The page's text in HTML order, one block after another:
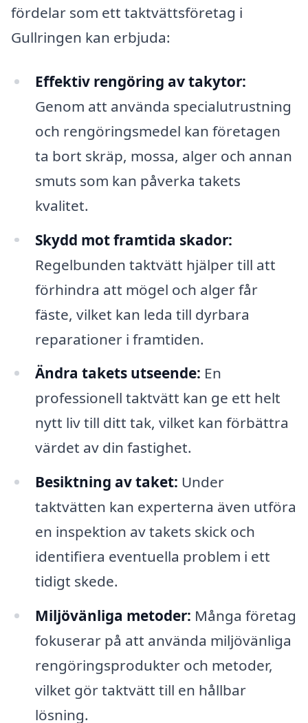
fördelar som ett taktvättsföretag i
Gullringen kan erbjuda:
Effektiv rengöring av takytor:
Genom att använda specialutrustning
och rengöringsmedel kan företagen
ta bort skräp, mossa, alger och annan
smuts som kan påverka takets
kvalitet.
Skydd mot framtida skador:
Regelbunden taktvätt hjälper till att
förhindra att mögel och alger får
fäste, vilket kan leda till dyrbara
reparationer i framtiden.
Ändra takets utseende: En
professionell taktvätt kan ge ett helt
nytt liv till ditt tak, vilket kan förbättra
värdet av din fastighet.
Besiktning av taket: Under
taktvätten kan experterna även utföra
en inspektion av takets skick och
identifiera eventuella problem i ett
tidigt skede.
Miljövänliga metoder: Många företag
fokuserar på att använda miljövänliga
rengöringsprodukter och metoder,
vilket gör taktvätt till en hållbar
lösning.